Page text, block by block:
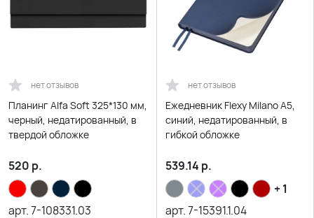
нет отзывов
Планинг Alfa Soft 325*130 мм,
черный, недатированный, в
твердой обложке
520 р.
арт.7-108331.03
нет отзывов
Ежедневник Flexy Milano А5,
синий, недатированный, в
гибкой обложке
539.14 р.
+ 1
арт.7-15391.1.04